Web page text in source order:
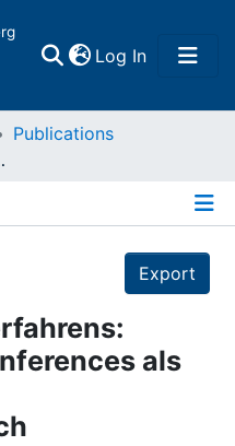
Log In(current)
Publications
Hilfeplangespräch
Export
als